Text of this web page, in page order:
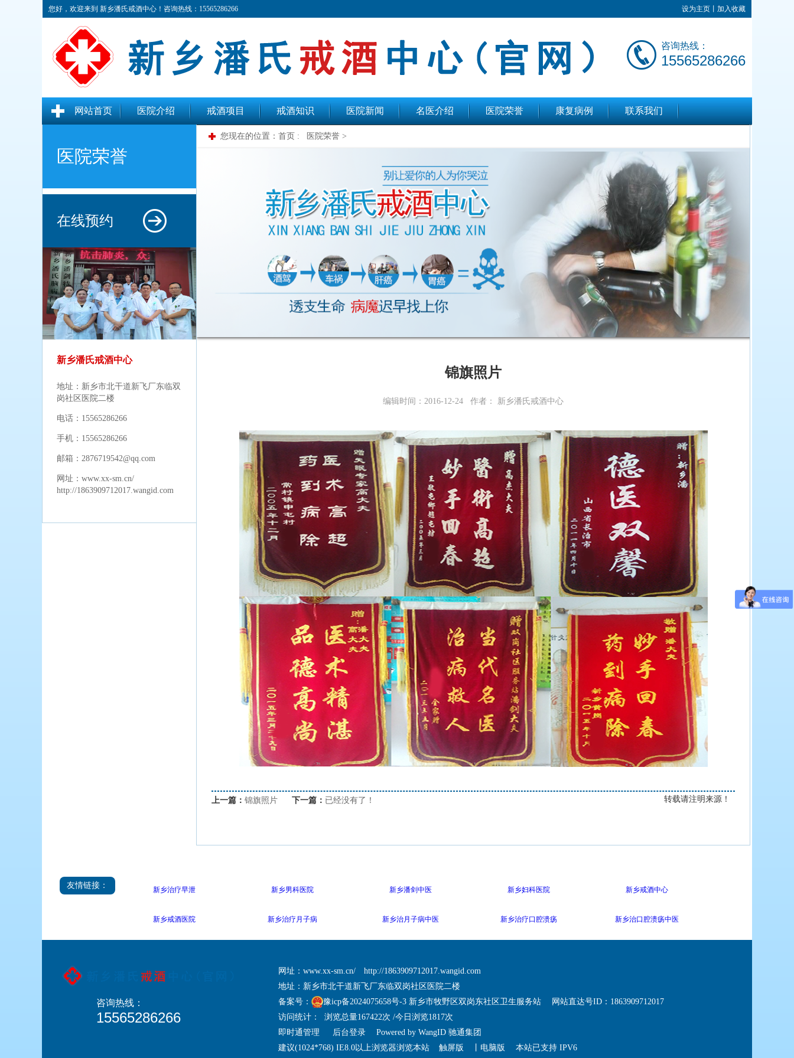
您好，欢迎来到 新乡潘氏戒酒中心！咨询热线：15565286266 设为主页 加入收藏
咨询热线：
15565286266
网站首页 医院介绍 戒酒项目 戒酒知识 医院新闻 名医介绍 医院荣誉 康复病例 联系我们
医院荣誉
在线预约
新乡潘氏戒酒中心
地址：新乡市北干道新飞厂东临双
岗社区医院二楼
电话：15565286266
手机：15565286266
邮箱：2876719542@qq.com
网址： www.xx-sm.cn/
http://1863909712017.wangid.com
您现在的位置： 首页 : 医院荣誉 >
锦旗照片
编辑时间：2016-12-24 作者： 新乡潘氏戒酒中心
上一篇： 锦旗照片 下一篇： 已经没有了！ 转载请注明来源！
友情链接： 新乡治疗早泄 新乡男科医院 新乡潘剑中医 新乡妇科医院 新乡戒酒中心
新乡戒酒医院 新乡治疗月子病 新乡治月子病中医 新乡治疗口腔溃疡 新乡治口腔溃疡中医
咨询热线：
15565286266
网址： www.xx-sm.cn/
http://1863909712017.wangid.com
地址：新乡市北干道新飞厂东临双岗社区医院二楼
备案号：
豫icp备2024075658号-3 新乡市牧野区双岗东社区卫生服务站
网站直达号ID：1863909712017
访问统计： 浏览总量167422次 /今日浏览1817次
即时通管理
后台登录 Powered by WangID 驰通集团
建议(1024*768) IE8.0以上浏览器浏览本站 触屏版 电脑版 本站已支持 IPV6